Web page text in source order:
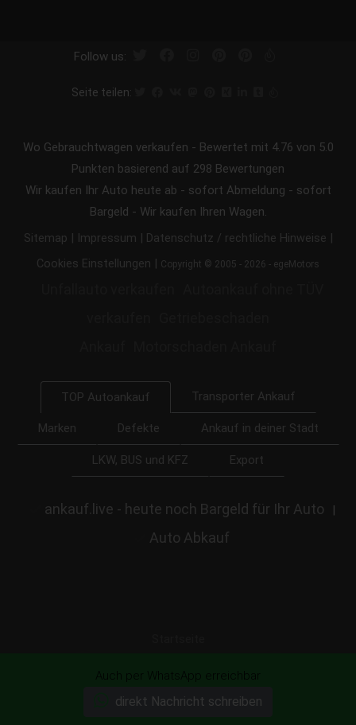
Follow us:
Seite teilen:
Wo Gebrauchtwagen verkaufen - Bewertet mit 4.76 von 5.0
Punkten basierend auf 298 Bewertungen
Wir kaufen Ihr Auto heute ab - sofort Abmeldung - sofort
Bargeld - Wir kaufen Ihren Wagen.
Sitemap | Impressum | Datenschutz / rechtliche Hinweise |
Cookies Einstellungen | Copyright © 2005 - 2026 - egeMotors
TOP Autoankauf Transporter Ankauf
Marken Defekte Ankauf in deiner Stadt
LKW, BUS und KFZ Export
ankauf.live - heute noch Bargeld für Ihr Auto |
Auto Abkauf
Ihr Auto unverbindlich anbieten!
Auch per WhatsApp erreichbar
direkt Nachricht schreiben